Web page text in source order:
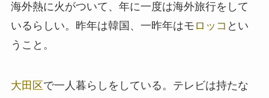
海外熱に火がついて、年に一度は海外旅行をして
いるらしい。昨年は韓国、一昨年はモ ロッコ とい
うこと。
大田区 で一人暮らしをしている。テレビは持たな